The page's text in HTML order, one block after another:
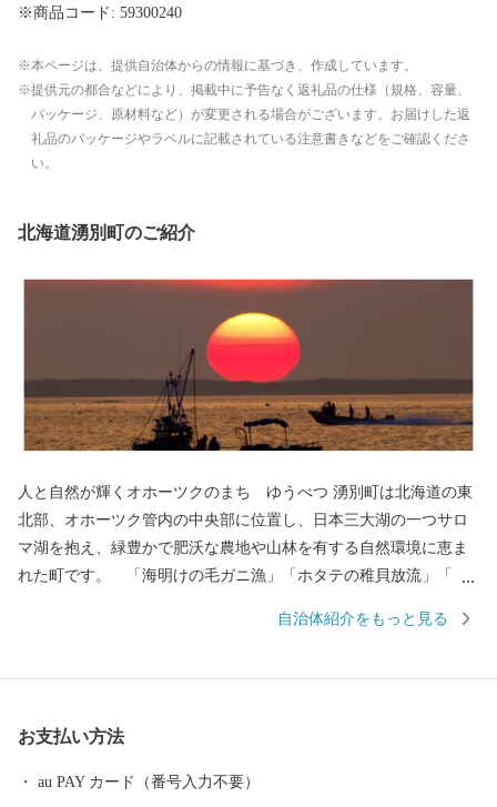
※商品コード: 59300240
本ページは、提供自治体からの情報に基づき、作成しています。
提供元の都合などにより、掲載中に予告なく返礼品の仕様（規格、容量、
パッケージ、原材料など）が変更される場合がございます。お届けした返
礼品のパッケージやラベルに記載されている注意書きなどをご確認くださ
い。
北海道湧別町のご紹介
人と自然が輝くオホーツクのまち ゆうべつ 湧別町は北海道の東
北部、オホーツク管内の中央部に位置し、日本三大湖の一つサロ
マ湖を抱え、緑豊かで肥沃な農地や山林を有する自然環境に恵ま
れた町です。 「海明けの毛ガニ漁」「ホタテの稚貝放流」「７
の「サロマ湖100kmウルトラマラソン」、７月解禁の「北海しま
の品としてご用意させていただきました。この出会いをきっかけ
自治体紹介をもっと見る
お支払い方法
au PAY カード（番号入力不要）